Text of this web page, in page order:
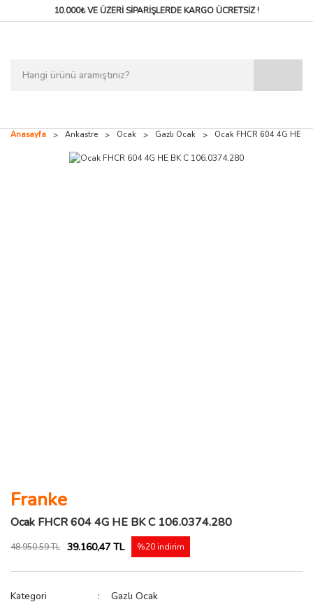
10.000₺ VE ÜZERİ SİPARİŞLERDEKARGO ÜCRETSİZ !
Anasayfa Ankastre Ocak Gazlı Ocak Ocak FHCR 604 4G HE
Franke
Ocak FHCR 604 4G HE BK C 106.0374.280
48.950,59 TL 39.160,47 TL %20 indirim
Kategori
Gazlı Ocak